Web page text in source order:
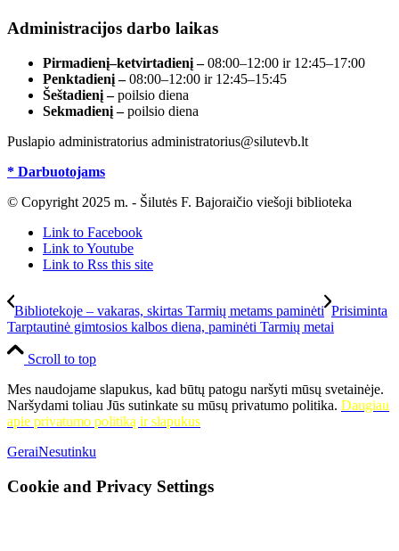
Administracijos darbo laikas
Pirmadienį–ketvirtadienį –08:00–12:00 ir 12:45–17:00
Penktadienį –08:00–12:00 ir 12:45–15:45
Šeštadienį –poilsio diena
Sekmadienį –poilsio diena
Puslapio administratorius administratorius@silutevb.lt
* Darbuotojams
© Copyright 2025 m. - Šilutės F. Bajoraičio viešoji biblioteka
Link to Facebook
Link to Youtube
Link to Rss this site
Bibliotekoje – vakaras, skirtas Tarmių metams paminėti Prisiminta
Tarptautinė gimtosios kalbos diena, paminėti Tarmių metai
Scroll to top
Mes naudojame slapukus, kad būtų patogu naršyti mūsų svetainėje.
Naršydami toliau Jūs sutinkate su mūsų privatumo politika. Daugiau
apie privatumo politiką ir slapukus
GeraiNesutinku
Cookie and Privacy Settings